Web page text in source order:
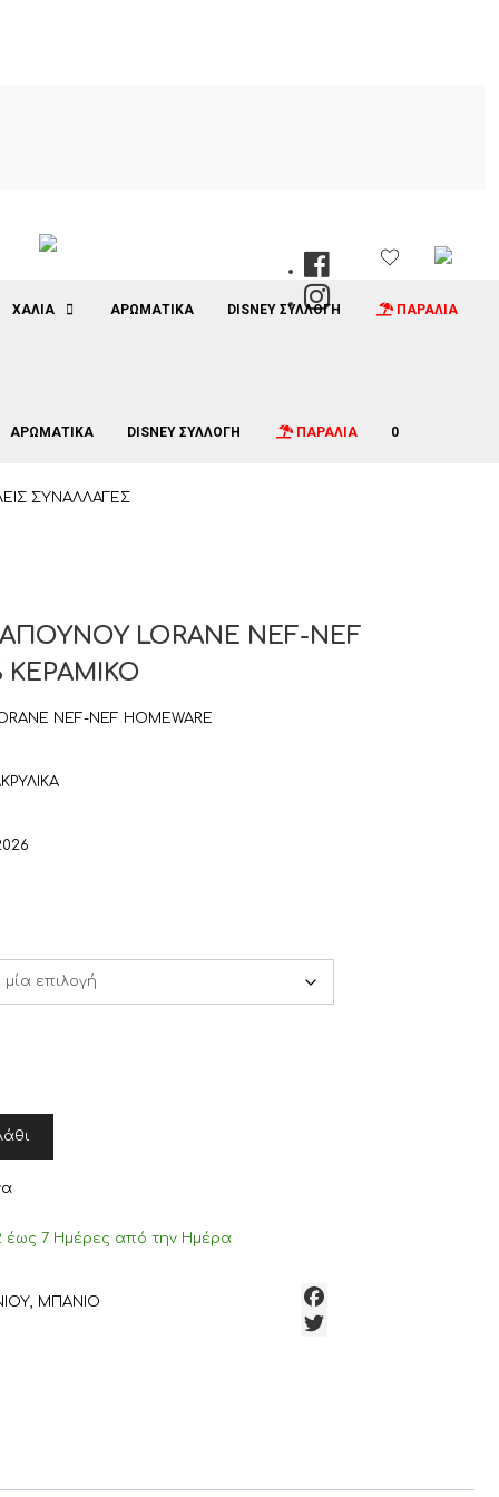
ΧΑΛΙΑ ΑΡΩΜΑΤΙΚΑ DISNEY ΣΥΛΛΟΓΗ ΠΑΡΑΛΙΑ
ΑΡΩΜΑΤΙΚΑ DISNEY ΣΥΛΛΟΓΗ ΠΑΡΑΛΙΑ 0
ΣΥΝΑΛΛΑΓΕΣ
LORANE NEF-NEF
ΚΕΡΑΜΙΚΟ
NEF-NEF HOMEWARE
7 Ημέρες από την Ημέρα
, ΜΠΑΝΙΟ
F